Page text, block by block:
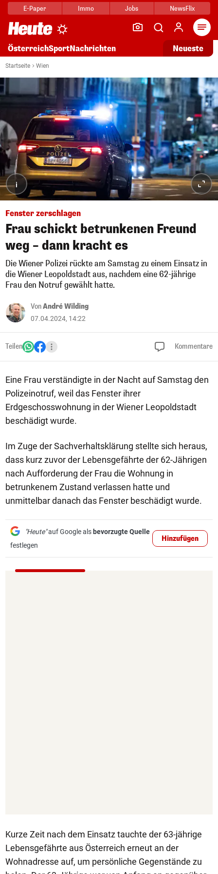
E-Paper Immo Jobs NewsFlix
ÖsterreichSportNachrichten Neueste
Startseite Wien
i
Fenster zerschlagen
Frau schickt betrunkenen Freund
weg – dann kracht es
Die Wiener Polizei rückte am Samstag zu einem Einsatz in
die Wiener Leopoldstadt aus, nachdem eine 62-jährige
Frau den Notruf gewählt hatte.
VonAndré Wilding
07.04.2024, 14:22
Teilen Kommentare
Eine Frau verständigte in der Nacht auf Samstag den
Polizeinotruf, weil das Fenster ihrer
Erdgeschosswohnung in der Wiener Leopoldstadt
beschädigt wurde.
Im Zuge der Sachverhaltsklärung stellte sich heraus,
dass kurz zuvor der Lebensgefährte der 62-Jährigen
nach Aufforderung der Frau die Wohnung in
betrunkenem Zustand verlassen hatte und
unmittelbar danach das Fenster beschädigt wurde.
"Heute"auf Google als bevorzugte Quelle
festlegen
Hinzufügen
Kurze Zeit nach dem Einsatz tauchte der 63-jährige
Lebensgefährte aus Österreich erneut an der
Wohnadresse auf, um persönliche Gegenstände zu